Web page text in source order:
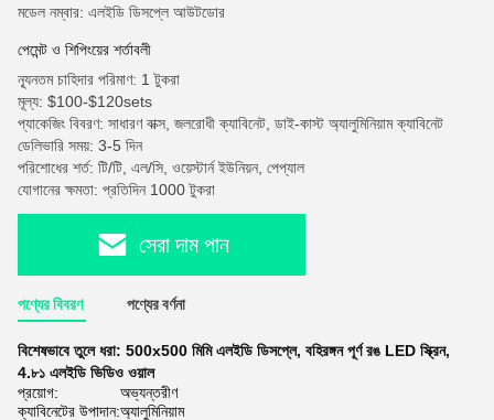
মডেল নম্বার: এলইডি ডিসপ্লে আউটডোর
পেমেন্ট ও শিপিংয়ের শর্তাবলী
ন্যূনতম চাহিদার পরিমাণ: 1 টুকরা
মূল্য: $100-$120sets
প্যাকেজিং বিবরণ: সাধারণ বাক্স, জলরোধী ক্যাবিনেট, ডাই-কাস্ট অ্যালুমিনিয়াম ক্যাবিনেট
ডেলিভারি সময়: 3-5 দিন
পরিশোধের শর্ত: টি/টি, এল/সি, ওয়েস্টার্ন ইউনিয়ন, পেপ্যাল
যোগানের ক্ষমতা: প্রতিদিন 1000 টুকরা
সেরা দাম পান
পণ্যের বিবরণ পণ্যের বর্ণনা
বিশেষভাবে তুলে ধরা: 500x500 মিমি এলইডি ডিসপ্লে, বহিরঙ্গন পূর্ণ রঙ LED স্ক্রিন,
4.৮১ এলইডি ভিডিও ওয়াল
প্রয়োগ:
অভ্যন্তরীণ
ক্যাবিনেটের উপাদান:অ্যালুমিনিয়াম